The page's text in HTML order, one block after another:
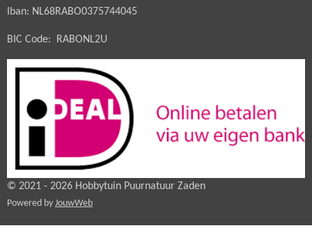
Iban: NL68RABO0375744045
BIC Code: RABONL2U
© 2021 - 2026 Hobbytuin Puurnatuur Zaden
Powered by JouwWeb